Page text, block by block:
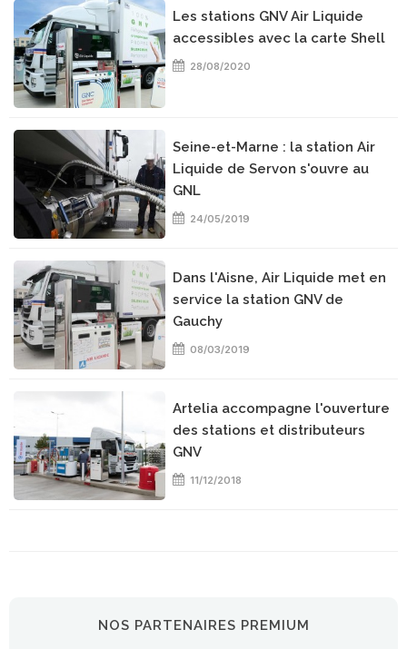
Les stations GNV Air Liquide
accessibles avec la carte Shell
28/08/2020
Seine-et-Marne : la station Air
Liquide de Servon s'ouvre au
GNL
24/05/2019
Dans l'Aisne, Air Liquide met en
service la station GNV de
Gauchy
08/03/2019
Artelia accompagne l'ouverture
des stations et distributeurs
GNV
11/12/2018
NOS PARTENAIRES PREMIUM